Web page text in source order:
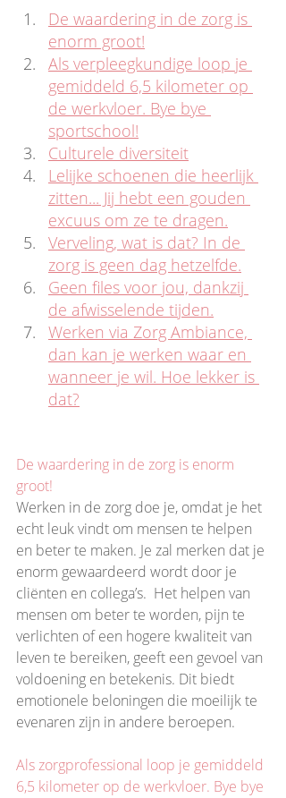
De waardering in de zorg is
enorm groot!
Als verpleegkundige loop je
gemiddeld 6,5 kilometer op
de werkvloer. Bye bye
sportschool!
Culturele diversiteit
Lelijke schoenen die heerlijk
zitten... Jij hebt een gouden
excuus om ze te dragen.
Verveling, wat is dat? In de
zorg is geen dag hetzelfde.
Geen files voor jou, dankzij
de afwisselende tijden.
Werken via Zorg Ambiance,
dan kan je werken waar en
wanneer je wil. Hoe lekker is
dat?
De waardering in de zorg is enorm
groot!
Werken in de zorg doe je, omdat je het
echt leuk vindt om mensen te helpen
en beter te maken. Je zal merken dat je
enorm gewaardeerd wordt door je
cliënten en collega’s.  Het helpen van
mensen om beter te worden, pijn te
verlichten of een hogere kwaliteit van
leven te bereiken, geeft een gevoel van
voldoening en betekenis. Dit biedt
emotionele beloningen die moeilijk te
evenaren zijn in andere beroepen.
Als zorgprofessional loop je gemiddeld
6,5 kilometer op de werkvloer. Bye bye